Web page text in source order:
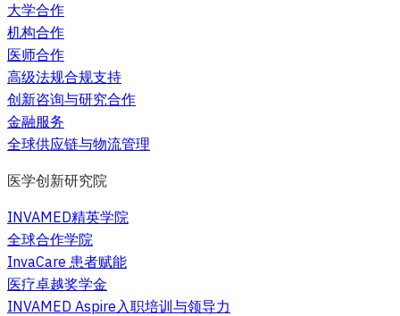
大学合作
机构合作
医师合作
高级法规合规支持
创新咨询与研究合作
金融服务
全球供应链与物流管理
医学创新研究院
INVAMED精英学院
全球合作学院
InvaCare 患者赋能
医疗卓越奖学金
INVAMED Aspire入职培训与领导力